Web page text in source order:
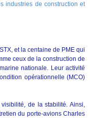
industries de construction et
et la centaine de PME qui
ceux de la construction de
nationale. Leur activité
opérationnelle (MCO)
de la stabilité. Ainsi,
du porte-avions Charles